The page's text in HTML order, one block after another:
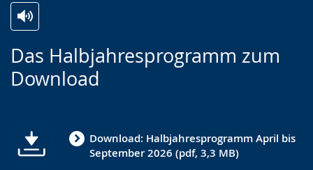
Das Halbjahresprogramm zum
Download
Leichten
Sprache
Audio-
Unterstützung.
Video
in
wird
angezeigt.
Download: Halbjahresprogramm April bis
September 2026 (pdf, 3,3 MB)